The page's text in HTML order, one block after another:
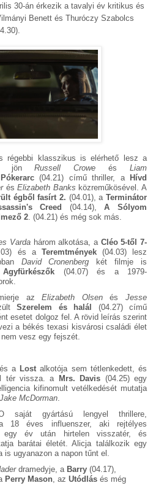
30-án érkezik a tavalyi év kritikus és
Benett és Thuróczy Szabolcs
régebbi klasszikus is elérhető lesz a
jönRussell Crowe ésLiam
Pókerarc(04.21) című thriller, a Hívd
ésElizabeth Banks közreműkösével. A
égből fasírt 2. (04.01), aTerminátor
Creed (04.14),A Sólyom
2 . (04.21) és még sok más.
Varda három alkotása, a Cléo 5-től 7-
és a Teremtmények(04.03) lesz
David Cronenberg két filmje is
Agyfürkészők (04.07) és a 1979-
azElizabeth OlsenésJesse
Szerelem és halál
(04.27) című
esetet dolgoz fel. A rövid leírás szerint
a békés texasi kisvárosi családi élet
vesz egy fejszét.
a Lost alkotója sem tétlenkedett, és
tér vissza. a Mrs. Davis (04.25) egy
kifinomult vetélkedését mutatja
Jake McDorman.
gyártású lengyel thrillere,
18 éves influenszer, aki rejtélyes
egy év után hirtelen visszatér, és
barátai életét. Alicja találkozik egy
ugyanazon a napon tűnt el.
dramedyje, a Barry (04.17),
Perry Mason, az Utódlás és még